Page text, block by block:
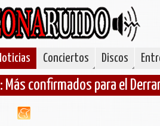
Conciertos Discos
Más confirmados para el